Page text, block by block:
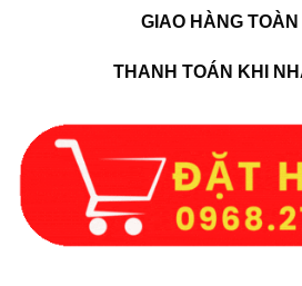
GIAO HÀNG TOÀN
THANH TOÁN KHI